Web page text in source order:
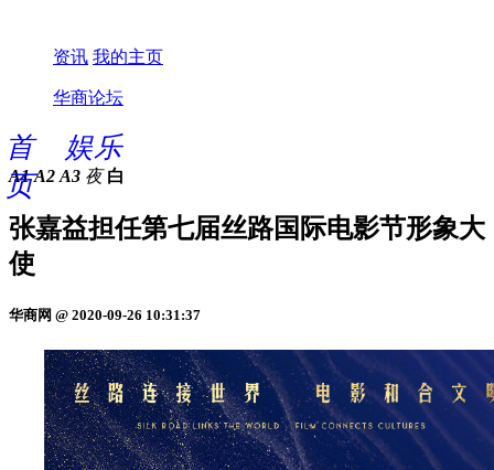
资讯 我的主页
华商论坛
首
页
娱乐
A1 A2 A3 夜 白
张嘉益担任第七届丝路国际电影节形象大
使
华商网 @ 2020-09-26 10:31:37